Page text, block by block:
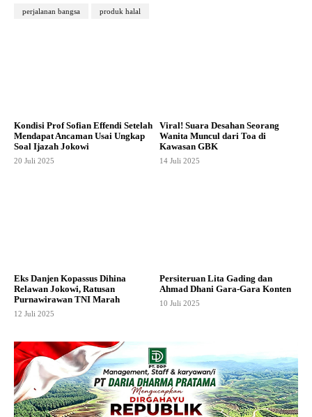
perjalanan bangsa produk halal
Kondisi Prof Sofian Effendi Setelah
Mendapat Ancaman Usai Ungkap
Soal Ijazah Jokowi
20 Juli 2025
Viral! Suara Desahan Seorang
Wanita Muncul dari Toa di
Kawasan GBK
14 Juli 2025
Eks Danjen Kopassus Dihina
Relawan Jokowi, Ratusan
Purnawirawan TNI Marah
12 Juli 2025
Persiteruan Lita Gading dan
Ahmad Dhani Gara-Gara Konten
10 Juli 2025